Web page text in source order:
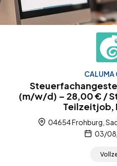
CALUMA
(m/w/d) – 28,00 € /
Teilzeitjob,
04654 Frohburg,
03/